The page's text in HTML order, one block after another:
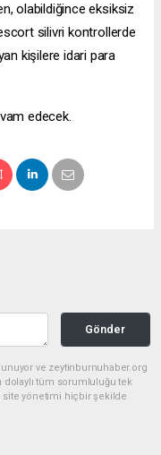
olabildiğince eksiksiz
silivri kontrollerde
kişilere idari para
edecek.
Gönder
ve zeytinburnuhaber.org
dolaylı tüm sorumluluğu tek
site yönetimi hiçbir şekilde